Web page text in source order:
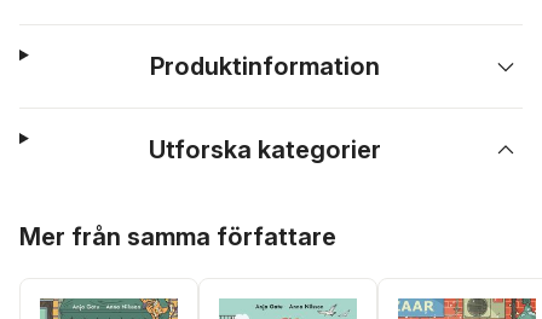
Produktinformation
Utforska kategorier
Mer från samma författare